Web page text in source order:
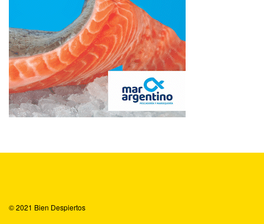
© 2021 Bien Despiertos